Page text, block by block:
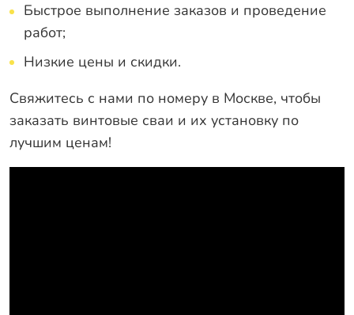
Быстрое выполнение заказов и проведение
работ;
Низкие цены и скидки.
Свяжитесь с нами по номеру в Москве, чтобы
заказать винтовые сваи и их установку по
лучшим ценам!